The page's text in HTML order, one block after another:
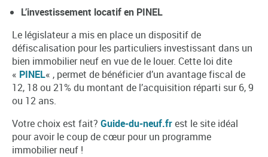
L’investissement locatif en PINEL
Le législateur a mis en place un dispositif de
défiscalisation pour les particuliers investissant dans un
bien immobilier neuf en vue de le louer. Cette loi dite
« PINEL« , permet de bénéficier d’un avantage fiscal de
12, 18 ou 21% du montant de l’acquisition réparti sur 6, 9
ou 12 ans.
Votre choix est fait? Guide-du-neuf.frest le site idéal
pour avoir le coup de cœur pour un programme
immobilier neuf !